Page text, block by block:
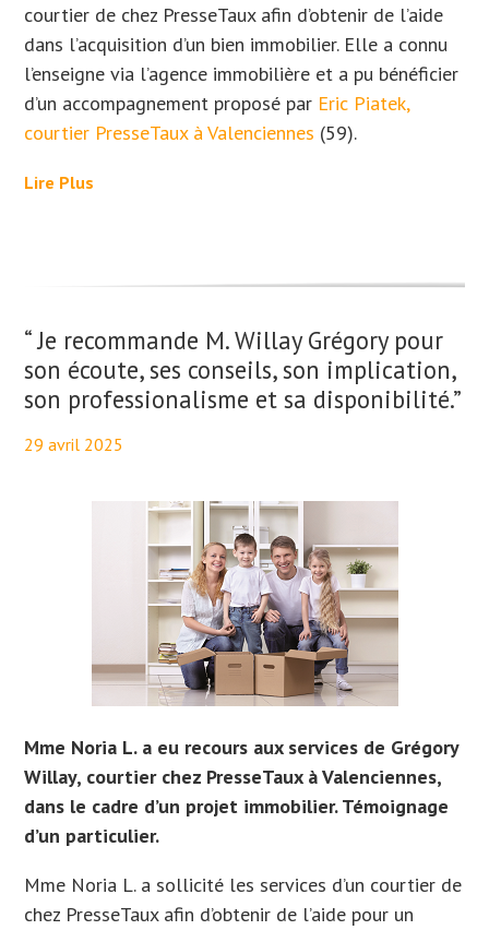
courtier de chez PresseTaux afin d’obtenir de l’aide
dans l’acquisition d’un bien immobilier. Elle a connu
l’enseigne via l’agence immobilière et a pu bénéficier
d’un accompagnement proposé par Eric Piatek,
courtier PresseTaux à Valenciennes (59).
Lire Plus
“ Je recommande M. Willay Grégory pour
son écoute, ses conseils, son implication,
son professionalisme et sa disponibilité.”
29 avril 2025
Mme Noria L. a eu recours aux services de Grégory
Willay, courtier chez PresseTaux à Valenciennes,
dans le cadre d’un projet immobilier. Témoignage
d’un particulier.
Mme Noria L. a sollicité les services d’un courtier de
chez PresseTaux afin d’obtenir de l’aide pour un